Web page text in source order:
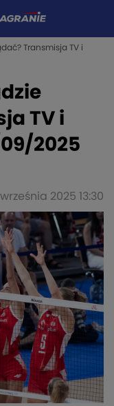
Transmisja TV i
TV i
2025
2025 13:30